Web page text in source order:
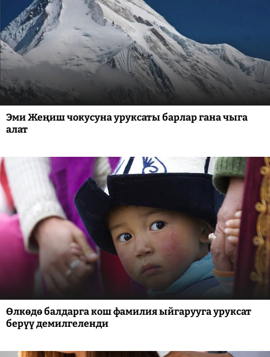
Эми Жеңиш чокусуна уруксаты барлар гана чыга
алат
Өлкөдө балдарга кош фамилия ыйгарууга уруксат
берүү демилгеленди